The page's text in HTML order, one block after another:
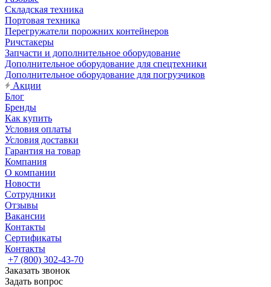
Складская техника
Портовая техника
Перегружатели порожних контейнеров
Ричстакеры
Запчасти и дополнительное оборудование
Дополнительное оборудование для спецтехники
Дополнительное оборудование для погрузчиков
Акции
Блог
Бренды
Как купить
Условия оплаты
Условия доставки
Гарантия на товар
Компания
О компании
Новости
Сотрудники
Отзывы
Вакансии
Контакты
Сертификаты
Контакты
+7 (800) 302-43-70
Заказать звонок
Задать вопрос